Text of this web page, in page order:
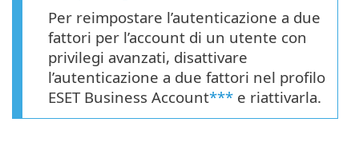
Per reimpostare l’autenticazione a due
fattori per l’account di un utente con
privilegi avanzati, disattivare
l’autenticazione a due fattori nel profilo
ESET Business Account*** e riattivarla.